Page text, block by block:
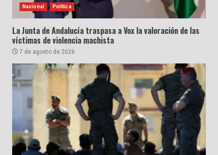
Nacional Política
La Junta de Andalucía traspasa a Vox la valoración de las
víctimas de violencia machista
7 de agosto de 2026